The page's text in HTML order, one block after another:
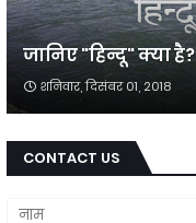
जानिए "हिन्दू" क्या है?
शनिवार, दिसंबर 01, 2018
CONTACT US